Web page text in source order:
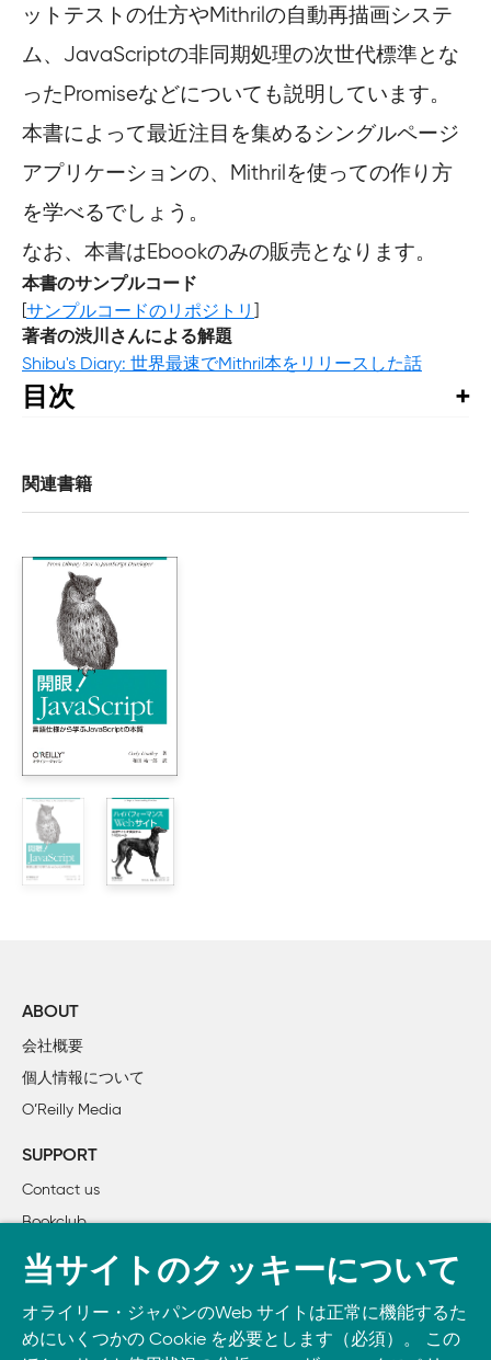
ットテストの仕方やMithrilの自動再描画システ
ム、JavaScriptの非同期処理の次世代標準とな
ったPromiseなどについても説明しています。
本書によって最近注目を集めるシングルページ
アプリケーションの、Mithrilを使っての作り方
を学べるでしょう。
なお、本書はEbookのみの販売となります。
本書のサンプルコード
[サンプルコードのリポジトリ ]
著者の渋川さんによる解題
Shibu's Diary: 世界最速でMithril本をリリースした話
目次
第1章　GUIのパターンとMithrilの概要
    1.1　MVC（モデル・ビュー・コントローラ）
    1.3　Model 2
    1.4　MVVM（モデル・ビュー・ビューモデル）
    1.5　シングルページアプリケーション
    1.6　Webクライアント用MVCフレームワーク
    1.7　Mithrilの特徴
    1.8　Mithrilを学ぶ意義
    1.9　Mithrilのモデル
    1.10　本章のまとめ
第2章　Mithrilチュートリアル
    2.1　最小限のMithrilアプリケーション
    2.2　ToDoアプリケーションを作ってみる
第3章　Mithrilのコントローラ、モデル、ビューモデル
    3.1　コントローラ
        3.1.2　コントローラの実装
        3.1.3　後片付け処理
        3.2.2　コンストラクタ
        3.2.3　セッター・ゲッター
        3.2.4　非同期アクセス
        3.2.5　モデルの永続化
        3.2.6　モデルのライフサイクルと名前空間
    3.3　ビューモデル
関連書籍
ABOUT
会社概要
個人情報について
O’Reilly Media
SUPPORT
Contact us
Bookclub
書籍注文
Take O’Reilly with you and learn anywhere, anytime on your
phone
and tablet.
当サイトのクッキーについて
オライリー・ジャパンのWeb サイトは正常に機能するた
めにいくつかの Cookie を必要とします（必須）。 この